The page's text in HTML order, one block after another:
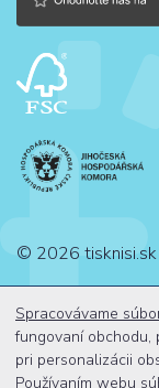
Spracovávame
fungovaní obchodu,
pri personalizácii
Používaním webu
© 2026 tisknisi.sk